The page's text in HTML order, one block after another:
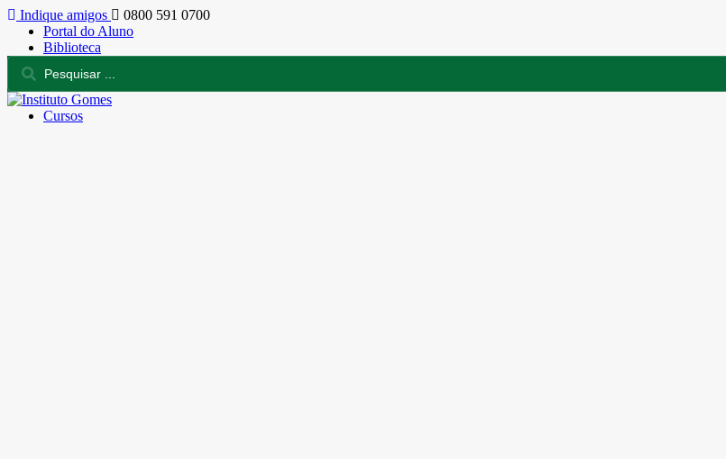
Indique amigos
0800 591 0700
Portal do Aluno
Biblioteca
Cursos